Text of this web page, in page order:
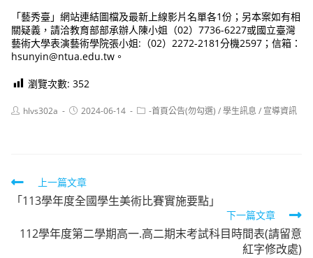
「藝秀臺」網站連結圖檔及最新上線影片名單各1份；另本案如有相
關疑義，請洽教育部部承辦人陳小姐（02）7736-6227或國立臺灣
藝術大學表演藝術學院張小姐:（02）2272-2181分機2597；信箱：
hsunyin@ntua.edu.tw。
瀏覽次數: 352
Posthlvs302a
Post2024-06-14
Post-首頁公告(勿勾選) /學生訊息 / 宣導資訊
Read
more
articles
上一篇文章
「113學年度全國學生美術比賽實施要點」
下一篇文章
112學年度第二學期高一.高二期末考試科目時間表(請留意
紅字修改處)